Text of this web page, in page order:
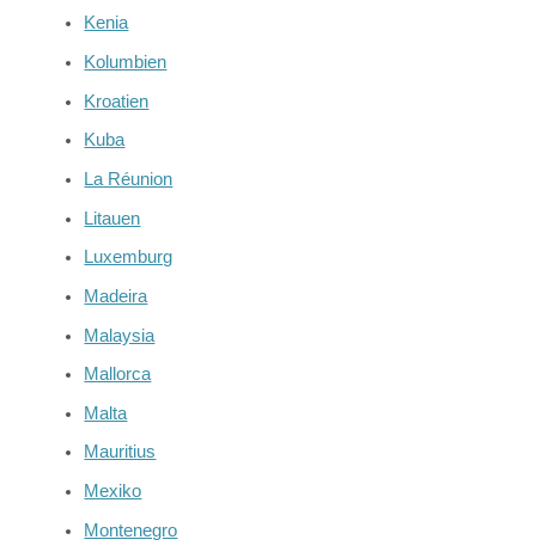
Kenia
Kolumbien
Kroatien
Kuba
La Réunion
Litauen
Luxemburg
Madeira
Malaysia
Mallorca
Malta
Mauritius
Mexiko
Montenegro